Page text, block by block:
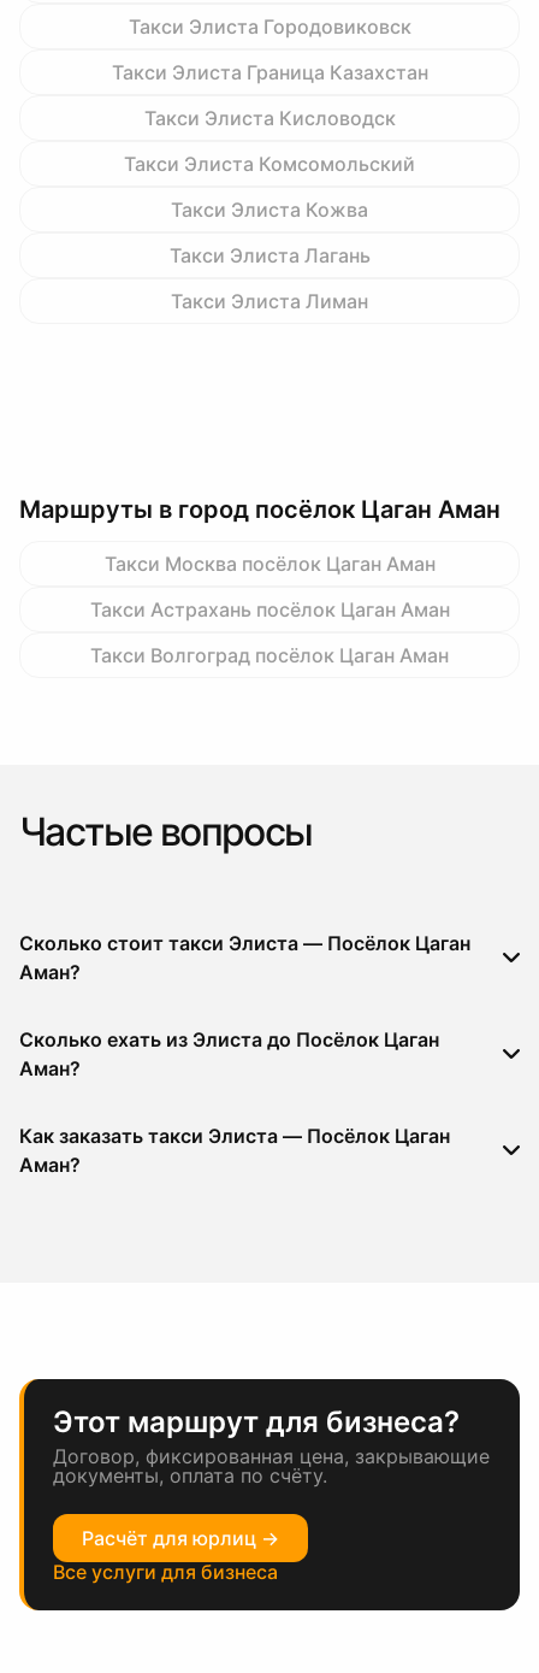
Такси Элиста Городовиковск
Такси Элиста Граница Казахстан
Такси Элиста Кисловодск
Такси Элиста Комсомольский
Такси Элиста Кожва
Такси Элиста Лагань
Такси Элиста Лиман
Маршруты в город посёлок Цаган Аман
Такси Москва посёлок Цаган Аман
Такси Астрахань посёлок Цаган Аман
Такси Волгоград посёлок Цаган Аман
Частые вопросы
Сколько стоит такси Элиста — Посёлок Цаган
Аман?
Сколько ехать из Элиста до Посёлок Цаган
Аман?
Как заказать такси Элиста — Посёлок Цаган
Аман?
Этот маршрут для бизнеса?
Договор, фиксированная цена, закрывающие
документы, оплата по счёту.
Расчёт для юрлиц →
Все услуги для бизнеса